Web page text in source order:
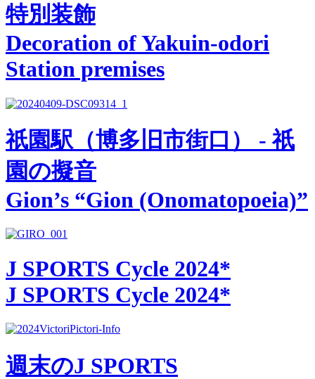
特別装飾
Decoration of Yakuin-odori
Station premises
祇園駅（博多旧市街口） - 祇
園の擬音
Gion’s “Gion (Onomatopoeia)”
J SPORTS Cycle 2024*
J SPORTS Cycle 2024*
週末のJ SPORTS